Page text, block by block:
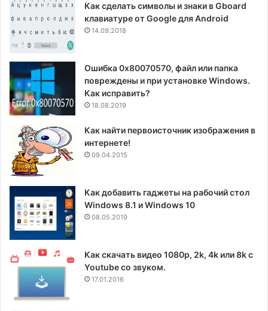
Как сделать символы и знаки в Gboard
клавиатуре от Google для Android
14.09.2018
Ошибка 0x80070570, файл или папка
повреждены и при установке Windows.
Как исправить?
18.08.2019
Как найти первоисточник изображения в
интернете!
09.04.2015
Как добавить гаджеты на рабочий стол
Windows 8.1 и Windows 10
08.05.2019
Как скачать видео 1080p, 2k, 4k или 8k с
Youtube со звуком.
17.01.2016